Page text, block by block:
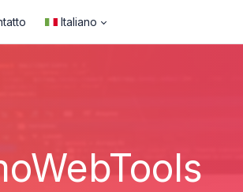
Italiano